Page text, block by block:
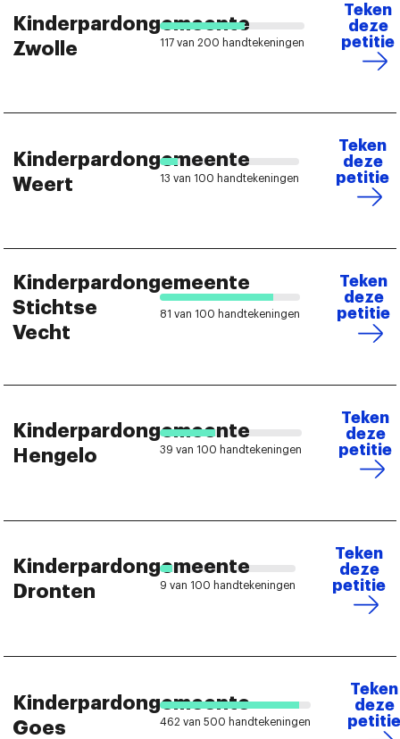
Kinderpardongemeente
Zwolle
117 van 200 handtekeningen
Teken
deze
petitie
Kinderpardongemeente
Weert
13 van 100 handtekeningen
Teken
deze
petitie
Kinderpardongemeente
Stichtse
Vecht
81 van 100 handtekeningen
Teken
deze
petitie
Kinderpardongemeente
Hengelo
39 van 100 handtekeningen
Teken
deze
petitie
Kinderpardongemeente
Dronten
9 van 100 handtekeningen
Teken
deze
petitie
Kinderpardongemeente
Goes
462 van 500 handtekeningen
Teken
deze
petitie